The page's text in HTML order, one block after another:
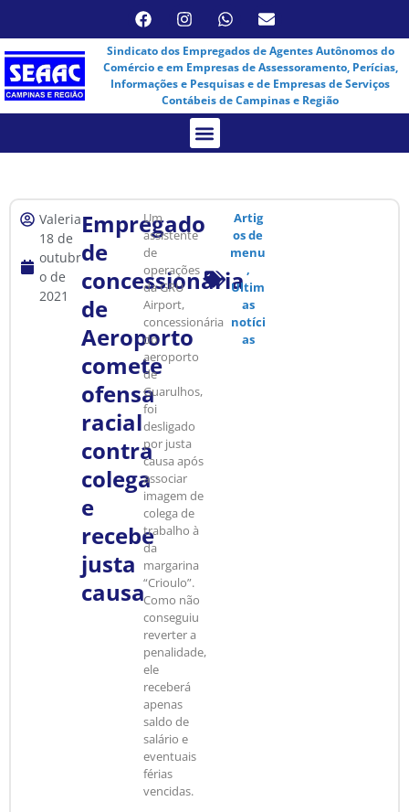
Sindicato dos Empregados de Agentes Autônomos do
Comércio e em Empresas de Assessoramento, Perícias,
Informações e Pesquisas e de Empresas de Serviços
Contábeis de Campinas e Região
Valeria
18 de
outubr
o de
2021
Empregado
de
concessionária
de
Aeroporto
comete
ofensa
racial
contra
colega
e
recebe
justa
causa
Um
assistente
de
operações
da GRU
Airport,
concessionária
do
aeroporto
de
Guarulhos,
foi
desligado
por justa
causa após
associar
imagem de
colega de
trabalho à
da
margarina
“Crioulo”.
Como não
conseguiu
reverter a
penalidade,
ele
receberá
apenas
saldo de
salário e
eventuais
férias
vencidas.
Artig
os de
menu
,
Ultim
as
notíci
as